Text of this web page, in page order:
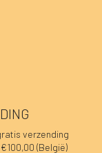
verzending
(België)